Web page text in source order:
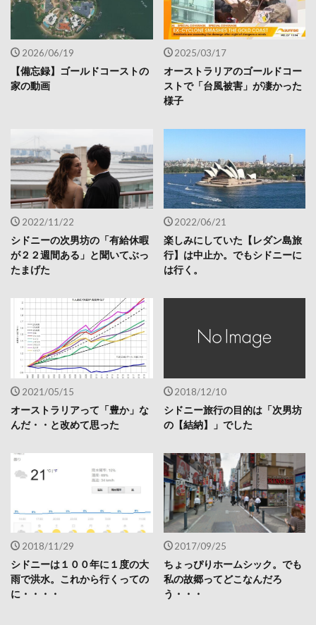
2026/06/19
【備忘録】ゴールドコーストの
家の動画
2025/03/17
オーストラリアのゴールドコー
ストで「台風被害」が凄かった
様子
2022/11/22
シドニーの次男坊の「有給休暇
が２２週間ある」と聞いてぶっ
たまげた
2022/06/21
楽しみにしていた【レダン島旅
行】は中止か。でもシドニーに
は行く。
2021/05/15
オーストラリアって「豊か」な
んだ・・と改めて思った
2018/12/10
シドニー旅行の目的は「次男坊
の【結納】」でした
2018/11/29
シドニーは１００年に１度の大
雨で洪水。これから行くっての
に・・・・
2017/09/25
ちょっぴりホームシック。でも
私の故郷ってどこなんだろ
う・・・